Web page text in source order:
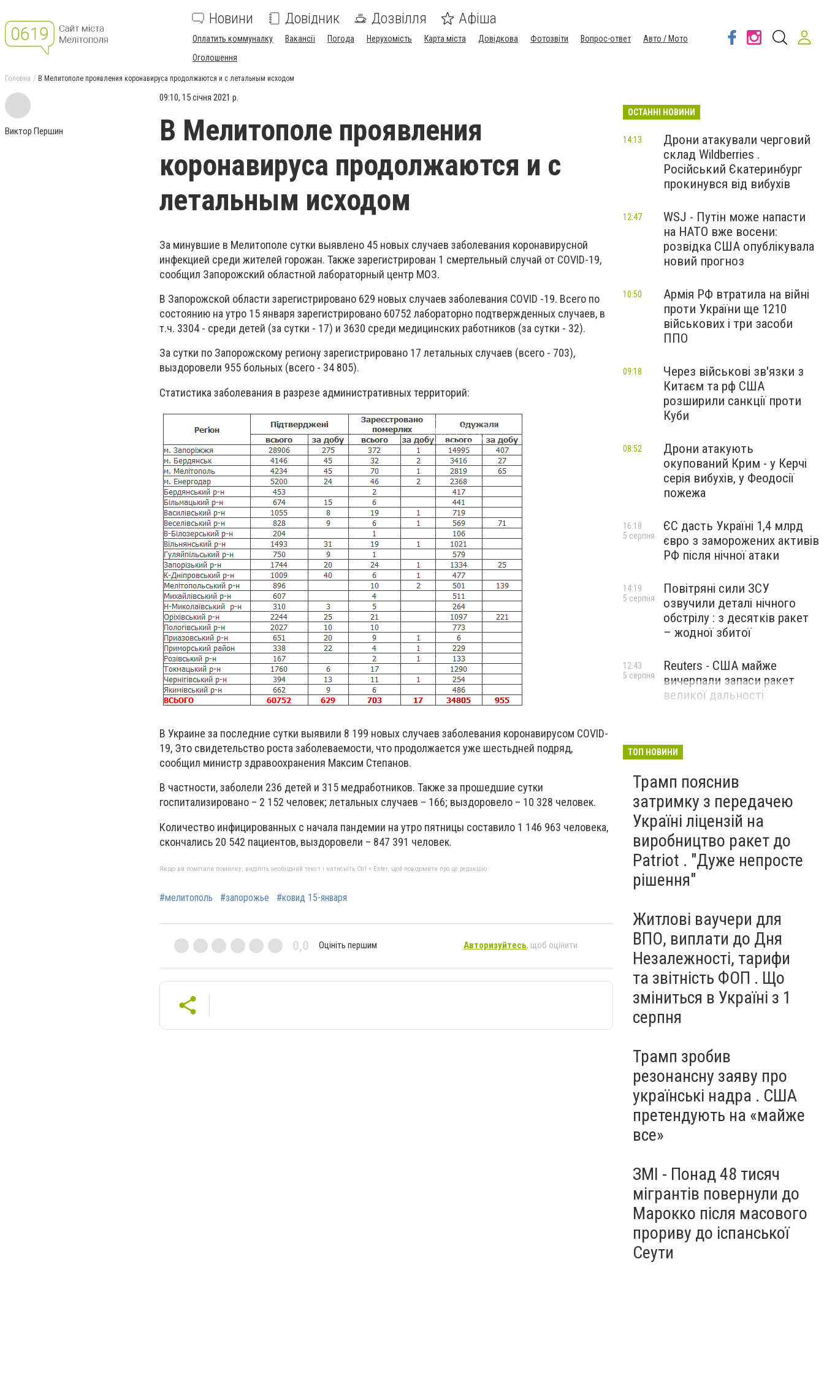
Новини Довідник Дозвілля Афіша
Оплатить коммуналку Вакансії Погода Нерухомість Карта міста Довідкова Фотозвіти Вопрос-ответ
Авто / Мото
Оголошення
Головна В Мелитополе проявления коронавируса продолжаются и с летальным исходом
Виктор Першин
09:10, 15 січня 2021 р.
В Мелитополе проявления
коронавируса продолжаются и с
летальным исходом
За минувшие в Мелитополе сутки выявлено 45 новых случаев заболевания коронавирусной
инфекцией среди жителей горожан. Также зарегистрирован 1 смертельный случай от COVID-19,
сообщил Запорожский областной лабораторный центр МОЗ.
В Запорожской области зарегистрировано 629 новых случаев заболевания COVID -19. Всего по
состоянию на утро 15 января зарегистрировано 60752 лабораторно подтвержденных случаев, в
т.ч. 3304 - среди детей (за сутки - 17) и 3630 среди медицинских работников (за сутки - 32).
За сутки по Запорожскому региону зарегистрировано 17 летальных случаев (всего - 703),
выздоровели 955 больных (всего - 34 805).
Статистика заболевания в разрезе административных территорий:
В Украине за последние сутки выявили 8 199 новых случаев заболевания коронавирусом COVID-
19, Это свидетельство роста заболеваемости, что продолжается уже шестьдней подряд,
сообщил министр здравоохранения Максим Степанов.
В частности, заболели 236 детей и 315 медработников. Также за прошедшие сутки
госпитализировано – 2 152 человек; летальных случаев – 166; выздоровело – 10 328 человек.
Количество инфицированных с начала пандемии на утро пятницы составило 1 146 963 человека,
скончались 20 542 пациентов, выздоровели – 847 391 человек.
Якщо ви помітили помилку, виділіть необхідний текст і натисніть Ctrl + Enter, щоб повідомити про це редакцію
#мелитополь #запорожье #ковид 15-января
0,0 Оцініть першим Авторизуйтесь, щоб оцінити
ОСТАННІ НОВИНИ
Дрони атакували черговий
склад Wildberries .
Російський Єкатеринбург
прокинувся від вибухів
14:13
WSJ - Путін може напасти
на НАТО вже восени:
розвідка США опублікувала
новий прогноз
12:47
Армія РФ втратила на війні
проти України ще 1210
військових і три засоби
ППО
10:50
Через військові зв'язки з
Китаєм та рф США
розширили санкції проти
Куби
09:18
Дрони атакують
окупований Крим - у Керчі
серія вибухів, у Феодосії
пожежа
08:52
ЄС дасть Україні 1,4 млрд
євро з заморожених активів
РФ після нічної атаки
16:18
5 серпня
Повітряні сили ЗСУ
озвучили деталі нічного
обстрілу : з десятків ракет
– жодної збитої
14:19
5 серпня
Reuters - США майже
вичерпали запаси ракет
великої дальності
12:43
5 серпня
ТОП НОВИНИ
Трамп пояснив
затримку з передачею
Україні ліцензій на
виробництво ракет до
Patriot . "Дуже непросте
рішення"
Житлові ваучери для
ВПО, виплати до Дня
Незалежності, тарифи
та звітність ФОП . Що
зміниться в Україні з 1
серпня
Трамп зробив
резонансну заяву про
українські надра . США
претендують на «майже
все»
ЗМІ - Понад 48 тисяч
мігрантів повернули до
Марокко після масового
прориву до іспанської
Сеути